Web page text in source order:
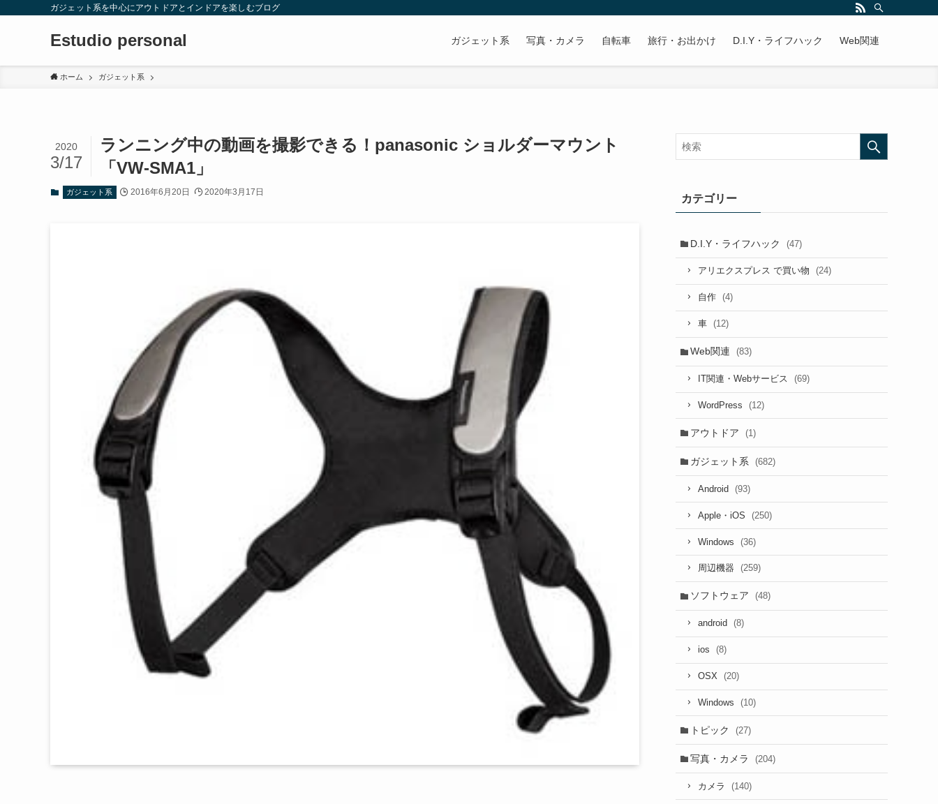
ガジェット系を中心にアウトドアとインドアを楽しむブログ
Estudio personal ガジェット系 写真・カメラ 自転車 旅行・お出かけ D.I.Y・ライフハック Web関連
ホーム ガジェット系
ランニング中の動画を撮影できる！panasonic ショルダーマウント
「VW-SMA1」
2020
3/17
ガジェット系 2016年6月20日 2020年3月17日
カテゴリー
D.I.Y・ライフハック (47)
アリエクスプレス で買い物 (24)
自作 (4)
車 (12)
Web関連 (83)
IT関連・Webサービス (69)
WordPress (12)
アウトドア (1)
ガジェット系 (682)
Android (93)
Apple・iOS (250)
Windows (36)
周辺機器 (259)
ソフトウェア (48)
android (8)
ios (8)
OSX (20)
Windows (10)
トピック (27)
写真・カメラ (204)
カメラ (140)